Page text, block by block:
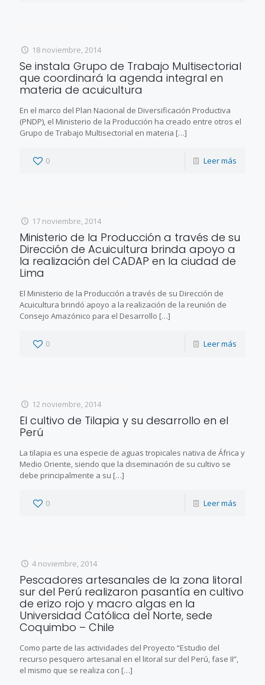
18 noviembre, 2014
Se instala Grupo de Trabajo Multisectorial
que coordinará la agenda integral en
materia de acuicultura
En el marco del Plan Nacional de Diversificación Productiva
(PNDP), el Ministerio de la Producción ha creado entre otros el
Grupo de Trabajo Multisectorial en materia […]
0 Leer más
17 noviembre, 2014
Ministerio de la Producción a través de su
Dirección de Acuicultura brinda apoyo a
la realización del CADAP en la ciudad de
Lima
El Ministerio de la Producción a través de su Dirección de
Acuicultura brindó apoyo a la realización de la reunión de
Consejo Amazónico para el Desarrollo […]
0 Leer más
12 noviembre, 2014
El cultivo de Tilapia y su desarrollo en el
Perú
La tilapia es una especie de aguas tropicales nativa de África y
Medio Oriente, siendo que la diseminación de su cultivo se
debe principalmente a su […]
0 Leer más
4 noviembre, 2014
Pescadores artesanales de la zona litoral
sur del Perú realizaron pasantía en cultivo
de erizo rojo y macro algas en la
Universidad Católica del Norte, sede
Coquimbo – Chile
Como parte de las actividades del Proyecto “Estudio del
recurso pesquero artesanal en el litoral sur del Perú, fase II”,
el mismo que se realiza con […]